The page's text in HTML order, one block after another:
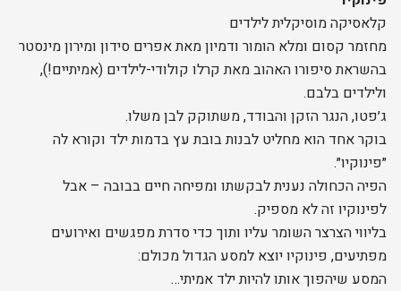
קלאסיקה מוסיקלית לילדים
מחזמר קסום ומלא הומור ודמיון מאת אפרים סידון ומירון מינסטר
בהשראת סיפורו האהוב מאת קרלו קולודי-לילדים (אמיתיים!),
ולילדים בלבם.
ג׳פטו, הנגר הזקן והבודד, משתוקק לבן משלו.
בוקר אחד הוא מחליט לבנות בובת עץ בדמות ילד וקורא לה
״פינוקיו״.
הפיה הכחולה נענית לבקשתו ומפיחה חיים בבובה – אבל
לפינוקיו זה לא מספיק.
בליווי הצרצר השומר עליו ותוך כדי סדרת מפגשים ואירועים
מפתיעים, פינוקיו יוצא למסע הגדול מכולם:
המסע שיהפוך אותו להיות ילד אמיתי…